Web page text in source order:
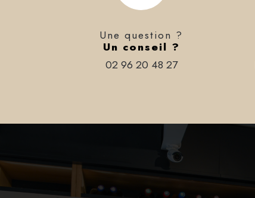
Une question ?
Un conseil ?
02 96 20 48 27